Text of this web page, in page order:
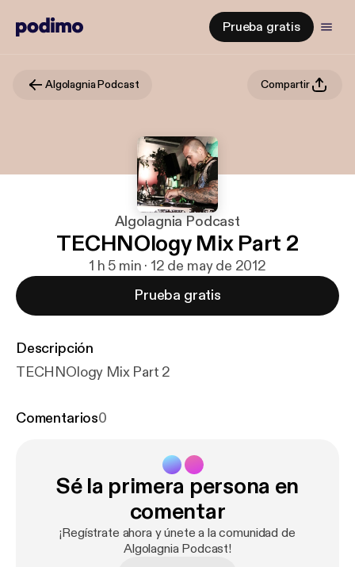
Prueba gratis
Algolagnia Podcast Compartir
Algolagnia Podcast
TECHNOlogy Mix Part 2
1 h 5 min · 12 de may de 2012
Prueba gratis
Descripción
TECHNOlogy Mix Part 2
Comentarios0
Sé la primera persona en
comentar
¡Regístrate ahora y únete a la comunidad de
Algolagnia Podcast!